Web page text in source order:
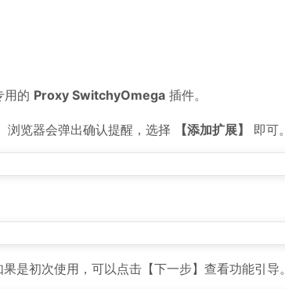
用的 Proxy SwitchyOmega 插件。
浏览器会弹出确认提醒，选择 【添加扩展】 即可。
是初次使用，可以点击【下一步】查看功能引导。